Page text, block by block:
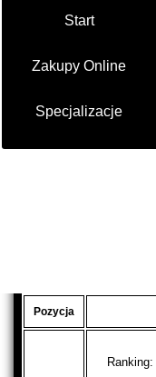
Start
Zakupy Online
Specjalizacje
Pozycja